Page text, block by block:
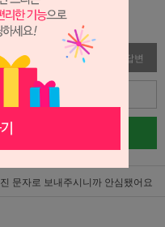
수정 삭제 답변
문자로 보내주시니까 안심됐어요